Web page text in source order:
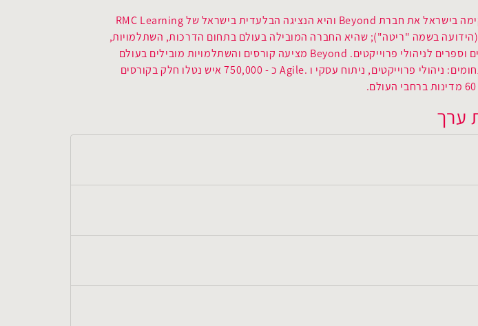
אלישבע הקימה בישראל את חברת Beyond והיא הנציגה הבלעדית בישראל של RMC Learning
Solutions (הידועה בשמה "ריטה"); שהיא החברה המובילה בעולם בתחום הדרכות, השתלמויות,
ייעוץ, קורסים וספרים לניהולי פרוייקטים. Beyond מציעה קורסים והשתלמויות מובילים בעולם
ומגוונים בתחומים: ניהולי פרוייקטים, ניתוח עסקי ו .Agile כ - 750,000 איש נטלו חלק בקורסים